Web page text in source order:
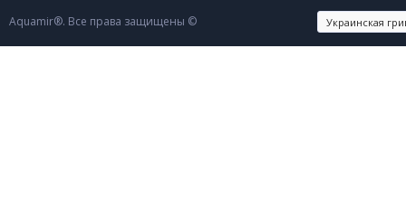
Aquamir®. Все права защищены ©